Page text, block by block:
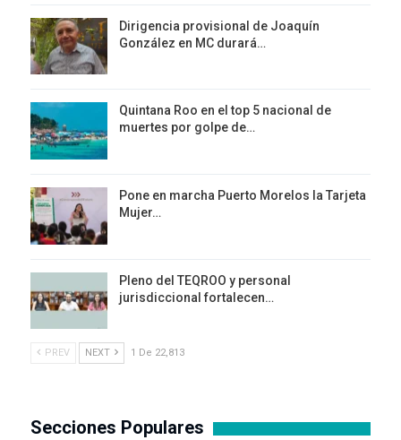
Dirigencia provisional de Joaquín
González en MC durará…
Quintana Roo en el top 5 nacional de
muertes por golpe de…
Pone en marcha Puerto Morelos la Tarjeta
Mujer…
Pleno del TEQROO y personal
jurisdiccional fortalecen…
PREV NEXT 1 De 22,813
Secciones Populares